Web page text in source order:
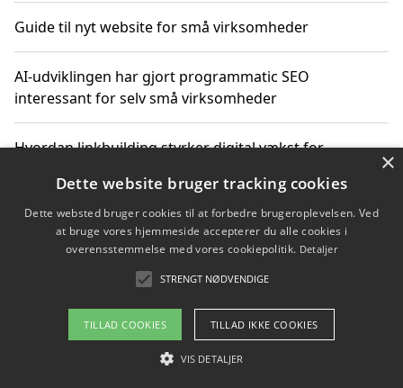
Guide til nyt website for små virksomheder
AI-udviklingen har gjort programmatic SEO
interessant for selv små virksomheder
Hvordan linkbuilding styrker digital vækst for
Sådan har udviklingen inden for genbrug af elektronik
ændret sig
Copyright 2026 - Pilanto Aps
Om / kontakt
×
Dette website bruger tracking cookies
Dette websted bruger cookies til at forbedre brugeroplevelsen. Ved
at bruge vores hjemmeside accepterer du alle cookies i
overensstemmelse med vores cookiepolitik. Detaljer
STRENGT NØDVENDIGE
TILLAD COOKIES TILLAD IKKE COOKIES
VIS DETALJER